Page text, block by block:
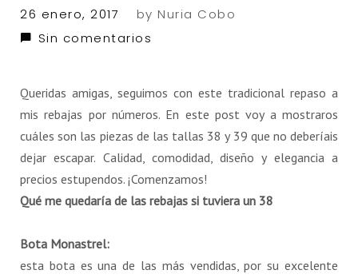
26 enero, 2017 by Nuria Cobo
Sin comentarios
Queridas amigas, seguimos con este tradicional repaso a
mis rebajas por números. En este post voy a mostraros
cuáles son las piezas de las tallas 38 y 39 que no deberíais
dejar escapar. Calidad, comodidad, diseño y elegancia a
precios estupendos. ¡Comenzamos!
Qué me quedaría de las rebajas si tuviera un 38
Bota Monastrel:
esta bota es una de las más vendidas, por su excelente